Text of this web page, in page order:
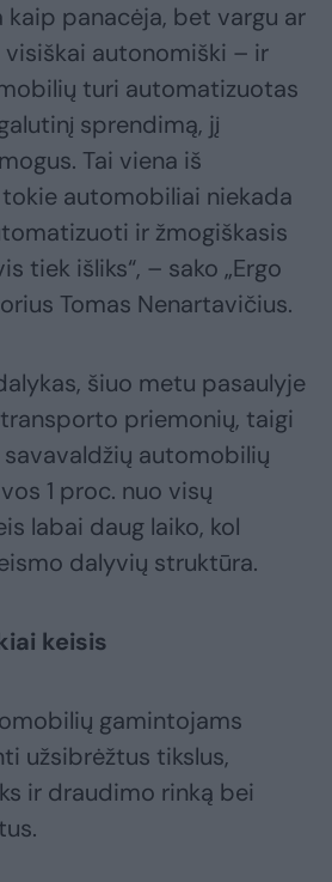
kaip panacėja, bet vargu ar
autonomiški – ir
turi automatizuotas
sprendimą, jį
Tai viena iš
automobiliai niekada
ir žmogiškasis
tiek išliks“, – sako „Ergo
Tomas Nenartavičius.
šiuo metu pasaulyje
priemonių, taigi
automobilių
1 proc. nuo visų
labai daug laiko, kol
dalyvių struktūra.
keisis
gamintojams
užsibrėžtus tikslus,
ir draudimo rinką bei